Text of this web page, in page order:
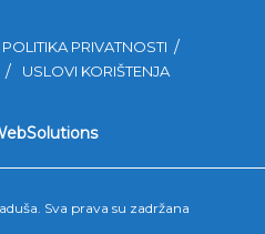
POLITIKA PRIVATNOSTI
USLOVI KORIŠTENJA
Sva prava su zadržana